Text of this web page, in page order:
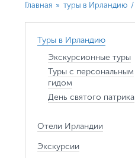
Главная » туры в Ирландию /
Туры в Ирландию
Экскурсионные туры
Туры с персональным
гидом
День святого патрика
Отели Ирландии
Экскурсии